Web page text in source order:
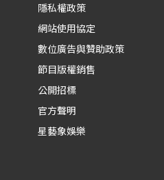
隱私權政策
網站使用協定
數位廣告與贊助政策
節目版權銷售
公開招標
官方聲明
星藝象娛樂